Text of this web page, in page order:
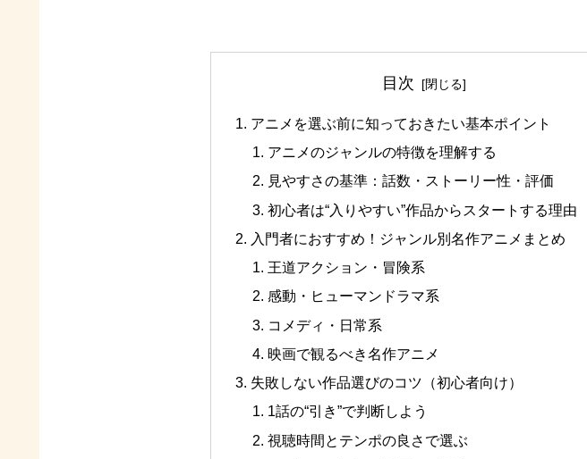
目次
アニメを選ぶ前に知っておきたい基本ポイント
アニメのジャンルの特徴を理解する
見やすさの基準：話数・ストーリー性・評価
初心者は“入りやすい”作品からスタートする理由
入門者におすすめ！ジャンル別名作アニメまとめ
王道アクション・冒険系
感動・ヒューマンドラマ系
コメディ・日常系
映画で観るべき名作アニメ
失敗しない作品選びのコツ（初心者向け）
1話の“引き”で判断しよう
視聴時間とテンポの良さで選ぶ